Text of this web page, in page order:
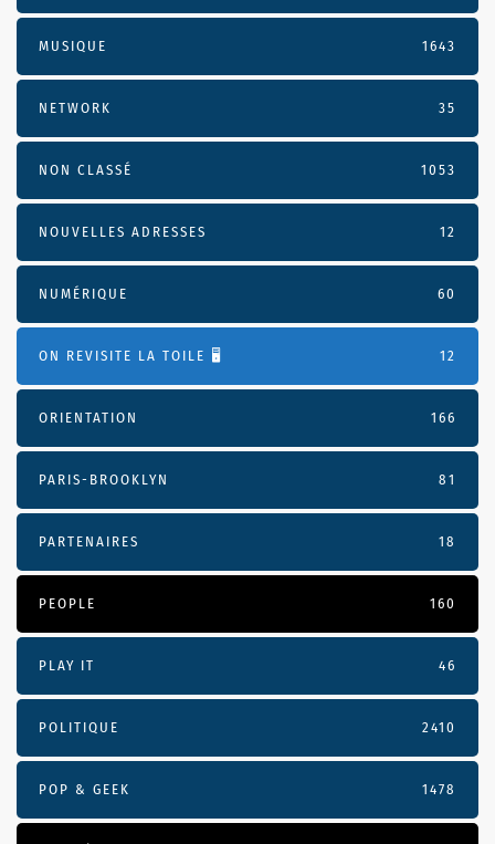
MUSIQUE 1643
NETWORK 35
NON CLASSÉ 1053
NOUVELLES ADRESSES 12
NUMÉRIQUE 60
ON REVISITE LA TOILE 🖥️ 12
ORIENTATION 166
PARIS-BROOKLYN 81
PARTENAIRES 18
PEOPLE 160
PLAY IT 46
POLITIQUE 2410
POP & GEEK 1478